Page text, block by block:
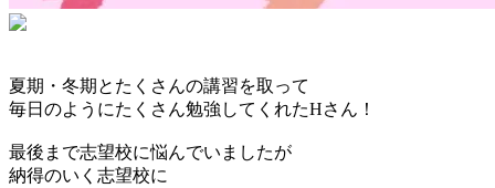
夏期・冬期とたくさんの講習を取って
毎日のようにたくさん勉強してくれたHさん！
最後まで志望校に悩んでいましたが
納得のいく志望校に